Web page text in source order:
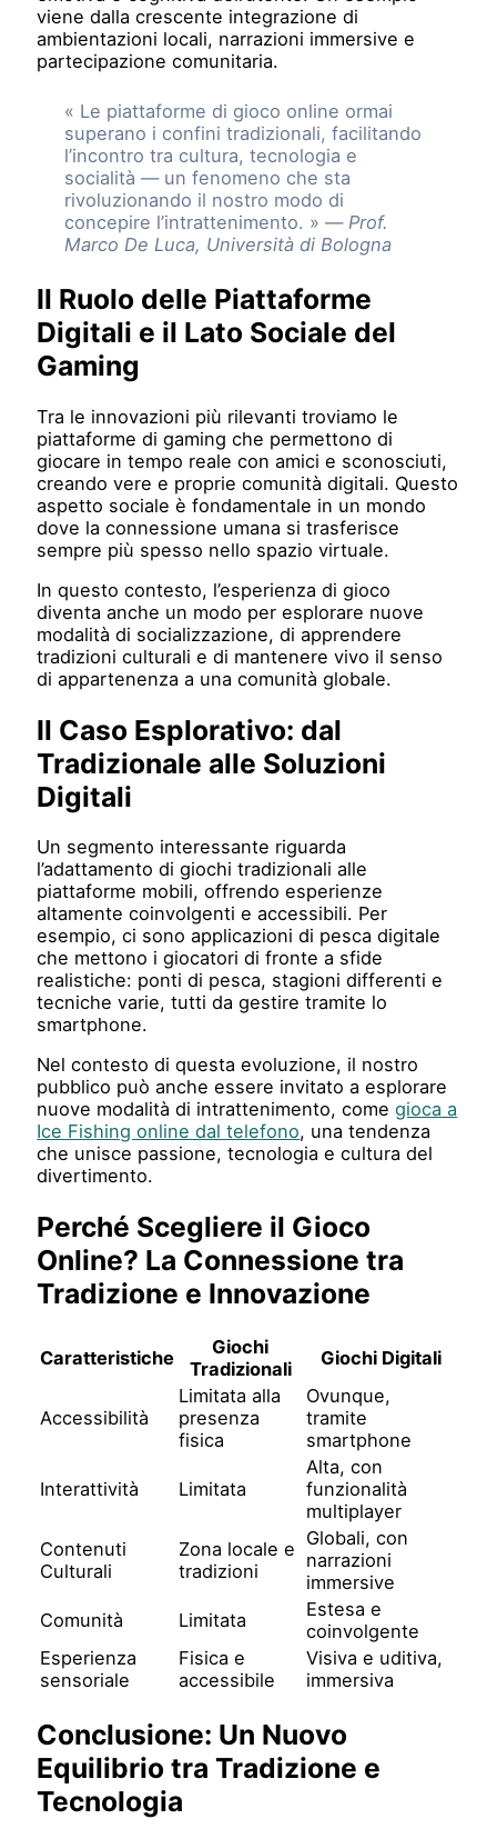
viene dalla crescente integrazione di
ambientazioni locali, narrazioni immersive e
partecipazione comunitaria.
« Le piattaforme di gioco online ormai
superano i confini tradizionali, facilitando
l’incontro tra cultura, tecnologia e
socialità — un fenomeno che sta
rivoluzionando il nostro modo di
concepire l’intrattenimento. » — Prof.
Marco De Luca, Università di Bologna
Il Ruolo delle Piattaforme
Digitali e il Lato Sociale del
Gaming
Tra le innovazioni più rilevanti troviamo le
piattaforme di gaming che permettono di
giocare in tempo reale con amici e sconosciuti,
creando vere e proprie comunità digitali. Questo
aspetto sociale è fondamentale in un mondo
dove la connessione umana si trasferisce
sempre più spesso nello spazio virtuale.
In questo contesto, l’esperienza di gioco
diventa anche un modo per esplorare nuove
modalità di socializzazione, di apprendere
tradizioni culturali e di mantenere vivo il senso
di appartenenza a una comunità globale.
Il Caso Esplorativo: dal
Tradizionale alle Soluzioni
Digitali
Un segmento interessante riguarda
l’adattamento di giochi tradizionali alle
piattaforme mobili, offrendo esperienze
altamente coinvolgenti e accessibili. Per
esempio, ci sono applicazioni di pesca digitale
che mettono i giocatori di fronte a sfide
realistiche: ponti di pesca, stagioni differenti e
tecniche varie, tutti da gestire tramite lo
smartphone.
Nel contesto di questa evoluzione, il nostro
pubblico può anche essere invitato a esplorare
nuove modalità di intrattenimento, comegioca a
Ice Fishing online dal telefono, una tendenza
che unisce passione, tecnologia e cultura del
divertimento.
Perché Scegliere il Gioco
Online? La Connessione tra
Tradizione e Innovazione
Caratteristiche
Giochi
Tradizionali
Giochi Digitali
Accessibilità
Limitata alla
presenza
fisica
Ovunque,
tramite
smartphone
Interattività Limitata
Alta, con
funzionalità
multiplayer
Contenuti
Culturali
Zona locale e
tradizioni
Globali, con
narrazioni
immersive
Comunità
Limitata
Estesa e
coinvolgente
Esperienza
sensoriale
Fisica e
accessibile
Visiva e uditiva,
immersiva
Conclusione: Un Nuovo
Equilibrio tra Tradizione e
Tecnologia